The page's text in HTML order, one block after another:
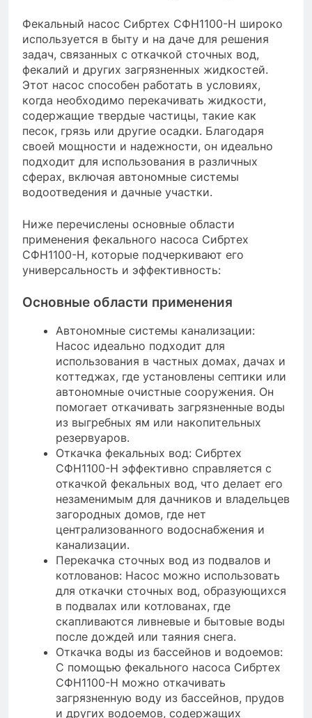
Фекальный насос Сибртех СФН1100-Н широко
используется в быту и на даче для решения
задач, связанных с откачкой сточных вод,
фекалий и других загрязненных жидкостей.
Этот насос способен работать в условиях,
когда необходимо перекачивать жидкости,
содержащие твердые частицы, такие как
песок, грязь или другие осадки. Благодаря
своей мощности и надежности, он идеально
подходит для использования в различных
сферах, включая автономные системы
водоотведения и дачные участки.
Ниже перечислены основные области
применения фекального насоса Сибртех
СФН1100-Н, которые подчеркивают его
универсальность и эффективность:
Основные области применения
Автономные системы канализации:
Насос идеально подходит для
использования в частных домах, дачах и
коттеджах, где установлены септики или
автономные очистные сооружения. Он
помогает откачивать загрязненные воды
из выгребных ям или накопительных
резервуаров.
Откачка фекальных вод: Сибртех
СФН1100-Н эффективно справляется с
откачкой фекальных вод, что делает его
незаменимым для дачников и владельцев
загородных домов, где нет
централизованного водоснабжения и
канализации.
Перекачка сточных вод из подвалов и
котлованов: Насос можно использовать
для откачки сточных вод, образующихся
в подвалах или котлованах, где
скапливаются ливневые и бытовые воды
после дождей или таяния снега.
Откачка воды из бассейнов и водоемов:
С помощью фекального насоса Сибртех
СФН1100-Н можно откачивать
загрязненную воду из бассейнов, прудов
и других водоемов, содержащих